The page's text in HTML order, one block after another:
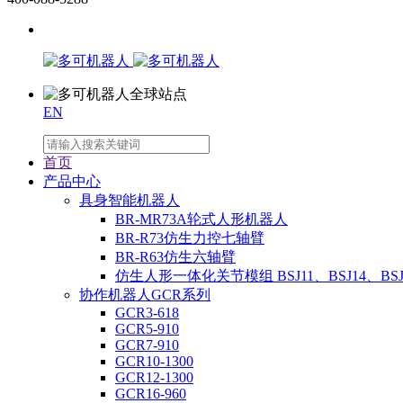
EN
首页
产品中心
具身智能机器人
BR-MR73A轮式人形机器人
BR-R73仿生力控七轴臂
BR-R63仿生六轴臂
仿生人形一体化关节模组 BSJ11、BSJ14、
协作机器人GCR系列
GCR3-618
GCR5-910
GCR7-910
GCR10-1300
GCR12-1300
GCR16-960